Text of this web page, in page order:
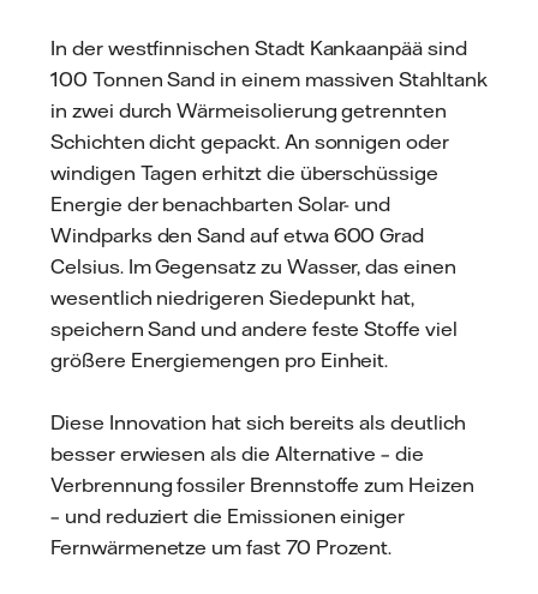
In der westfinnischen Stadt Kankaanpää sind
100 Tonnen Sand in einem massiven Stahltank
in zwei durch Wärmeisolierung getrennten
Schichten dicht gepackt. An sonnigen oder
windigen Tagen erhitzt die überschüssige
Energie der benachbarten Solar- und
Windparks den Sand auf etwa 600 Grad
Celsius. Im Gegensatz zu Wasser, das einen
wesentlich niedrigeren Siedepunkt hat,
speichern Sand und andere feste Stoffe viel
größere Energiemengen pro Einheit.
Diese Innovation hat sich bereits als deutlich
besser erwiesen als die Alternative – die
Verbrennung fossiler Brennstoffe zum Heizen
– und reduziert die Emissionen einiger
Fernwärmenetze um fast 70 Prozent.